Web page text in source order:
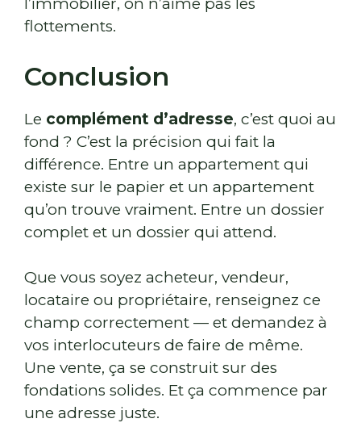
flottements.
Conclusion
Le complément d’adresse, c’est quoi au
fond ? C’est la précision qui fait la
différence. Entre un appartement qui
existe sur le papier et un appartement
qu’on trouve vraiment. Entre un dossier
complet et un dossier qui attend.
Que vous soyez acheteur, vendeur,
locataire ou propriétaire, renseignez ce
champ correctement — et demandez à
vos interlocuteurs de faire de même.
Une vente, ça se construit sur des
fondations solides. Et ça commence par
une adresse juste.